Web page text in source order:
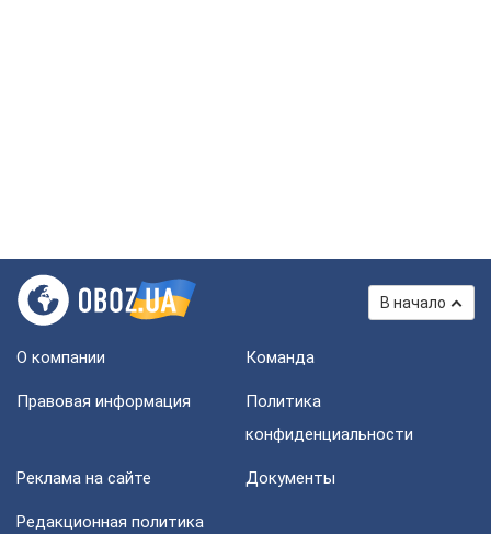
В начало
О компании Команда
Правовая информация
Политика
конфиденциальности
Реклама на сайте Документы
Редакционная политика